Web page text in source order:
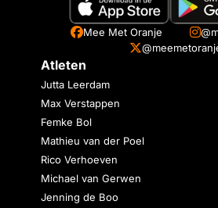
Mee Met Oranje
Atleten
Jutta Leerdam
Max Verstappen
Femke Bol
Mathieu van der Poel
Rico Verhoeven
Michael van Gerwen
Jenning de Boo